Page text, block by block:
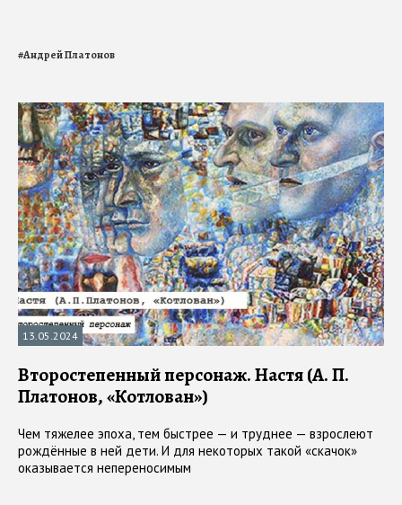
#Андрей Платонов
13.05.2024
Второстепенный персонаж. Настя (А. П.
Платонов, «Котлован»)
Чем тяжелее эпоха, тем быстрее — и труднее — взрослеют
рождённые в ней дети. И для некоторых такой «скачок»
оказывается непереносимым